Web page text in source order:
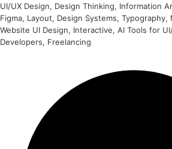
UI/UX Design, Design Thinking, Information
Figma, Layout, Design Systems, Typography,
Website UI Design, Interactive, AI Tools for
Developers, Freelancing